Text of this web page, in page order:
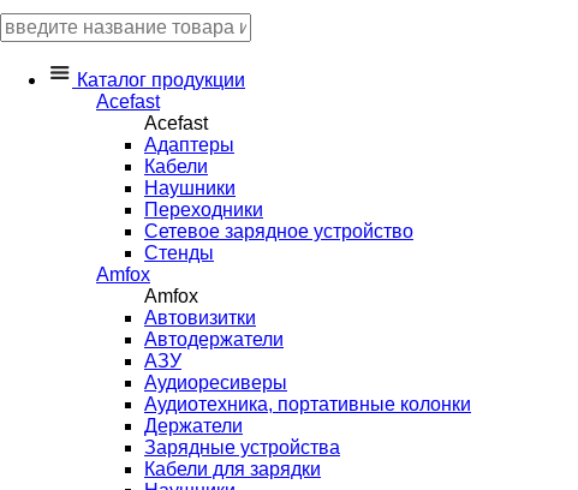
Каталог продукции
Acefast
Acefast
Адаптеры
Кабели
Наушники
Переходники
Сетевое зарядное устройство
Стенды
Amfox
Amfox
Автовизитки
Автодержатели
АЗУ
Аудиоресиверы
Аудиотехника, портативные колонки
Держатели
Зарядные устройства
Кабели для зарядки